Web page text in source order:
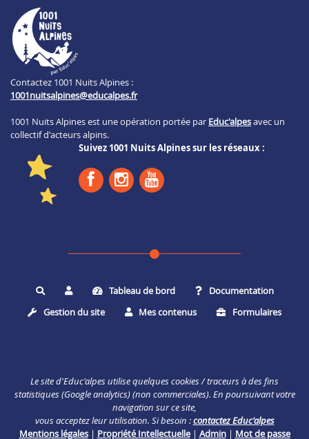
Contactez 1001 Nuits Alpines :
1001nuitsalpines@educalpes.fr
1001 Nuits Alpines est une opération portée par Educ'alpesavec un
collectif d'acteurs alpins.
Suivez 1001 Nuits Alpines sur les réseaux :
Rechercher Tableau de bord
Documentation
Gestion du site
Mes contenus Formulaires
Le site d'Educ'alpes utilise quelques cookies / traceurs à des fins
statistiques (Google analytics) (non commerciales). En poursuivant votre
navigation sur ce site,
vous acceptez leur utilisation. Si besoin :contactez Educ'alpes
Mentions légales| Propriété Intellectuelle| Admin| Mot de passe